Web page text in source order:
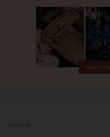
ЭФФЕКТИВНАЯ
Новости